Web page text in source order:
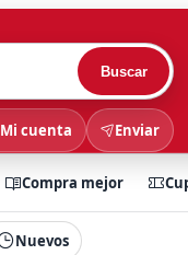
Buscar
Mi cuenta Enviar
Compra mejor
Nuevos